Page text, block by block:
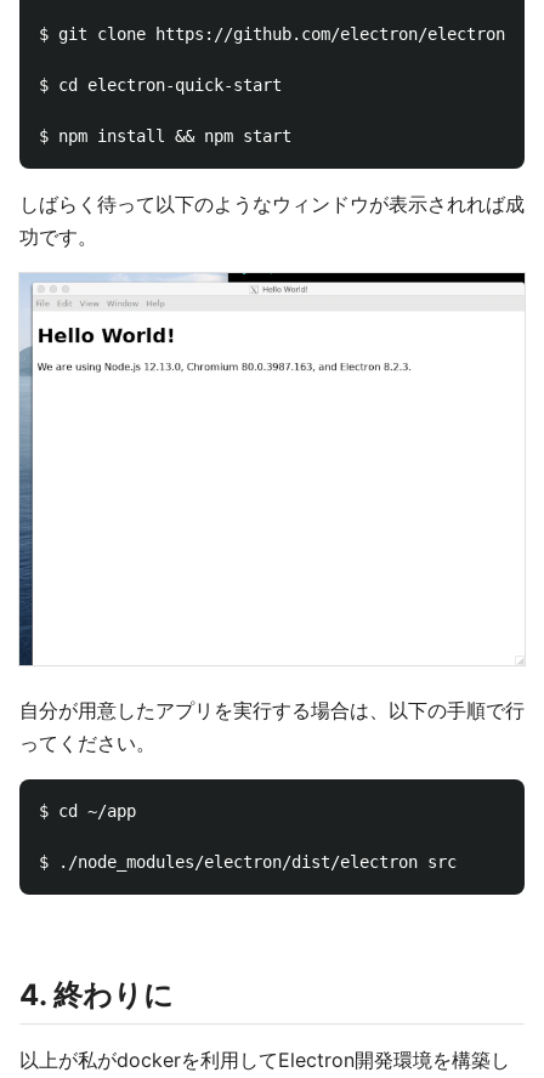
$ git clone https://github.com/electron/electron-
$ cd electron-quick-start
しばらく待って以下のようなウィンドウが表示されれば成
功です。
自分が用意したアプリを実行する場合は、以下の手順で行
ってください。
$ cd ~/app
4. 終わりに
以上が私がdockerを利用してElectron開発環境を構築し